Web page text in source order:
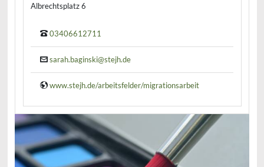
Albrechtsplatz 6
03406612711
sarah.baginski@stejh.de
www.stejh.de/arbeitsfelder/migrationsarbeit